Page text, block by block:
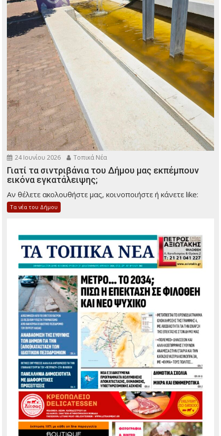
24 Ιουνίου 2026 Τοπικά Νέα
Γιατί τα σιντριβάνια του Δήμου μας εκπέμπουν
εικόνα εγκατάλειψης;
Αν θέλετε ακολουθήστε μας, κοινοποιήστε ή κάνετε like:
Τα νέα του Δήμου